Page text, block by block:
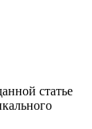
статье